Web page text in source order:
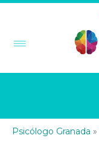
Psicólogo Granada »